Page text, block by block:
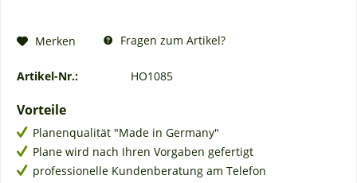
Merken Fragen zum Artikel?
Artikel-Nr.: HO1085
Vorteile
Planenqualität "Made in Germany"
Plane wird nach Ihren Vorgaben gefertigt
professionelle Kundenberatung am Telefon